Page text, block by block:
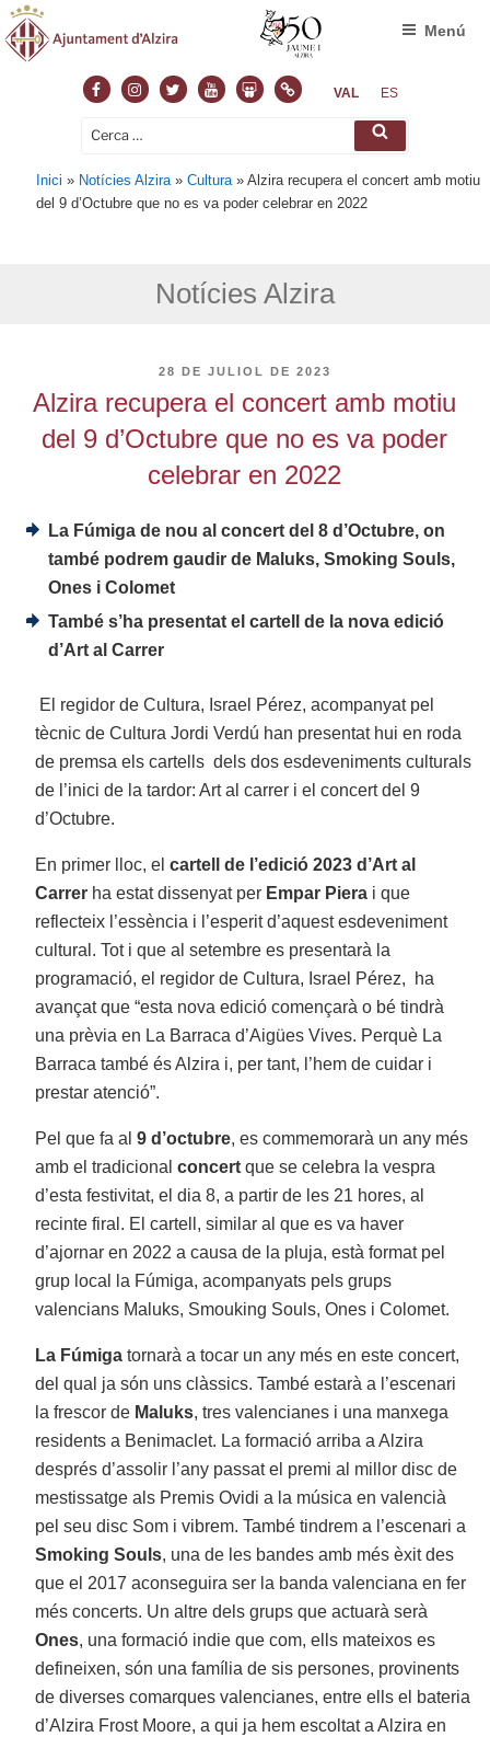
FacebookInstagram
TwitterYoutubeSlideshare
NormasVAL ES
Cerca: Cerca
Menú
Inici » Notícies Alzira »Cultura »Alzira recupera el concert amb motiu
del 9 d’Octubre que no es va poder celebrar en 2022
Notícies Alzira
PUBLICAT
28 DE JULIOL DE 2023
Alzira recupera el concert amb motiu
del 9 d’Octubre que no es va poder
celebrar en 2022
La Fúmiga de nou al concert del 8 d’Octubre, on
també podrem gaudir de Maluks, Smoking Souls,
Ones i Colomet
També s’ha presentat el cartell de la nova edició
d’Art al Carrer
El regidor de Cultura, Israel Pérez, acompanyat pel
tècnic de Cultura Jordi Verdú han presentat hui en roda
de premsa els cartells dels dos esdeveniments culturals
de l’inici de la tardor: Art al carrer i el concert del 9
d’Octubre.
En primer lloc, elcartell de l’edició 2023 d’Art al
Carrer ha estat dissenyat per Empar Piera i que
reflecteix l’essència i l’esperit d’aquest esdeveniment
cultural. Tot i que al setembre es presentarà la
programació, el regidor de Cultura, Israel Pérez, ha
avançat que “esta nova edició començarà o bé tindrà
una prèvia en La Barraca d’Aigües Vives. Perquè La
Barraca també és Alzira i, per tant, l’hem de cuidar i
prestar atenció”.
Pel que fa al9 d’octubre, es commemorarà un any més
amb el tradicionalconcert que se celebra la vespra
d’esta festivitat, el dia 8, a partir de les 21 hores, al
recinte firal. El cartell, similar al que es va haver
d’ajornar en 2022 a causa de la pluja, està format pel
grup local la Fúmiga, acompanyats pels grups
valencians Maluks, Smouking Souls, Ones i Colomet.
La Fúmiga tornarà a tocar un any més en este concert,
del qual ja són uns clàssics. També estarà a l’escenari
la frescor de Maluks, tres valencianes i una manxega
residents a Benimaclet. La formació arriba a Alzira
després d’assolir l’any passat el premi al millor disc de
mestissatge als Premis Ovidi a la música en valencià
pel seu disc Som i vibrem. També tindrem a l’escenari a
Smoking Souls, una de les bandes amb més èxit des
que el 2017 aconseguira ser la banda valenciana en fer
més concerts. Un altre dels grups que actuarà serà
Ones, una formació indie que com, ells mateixos es
defineixen, són una família de sis persones, provinents
de diverses comarques valencianes, entre ells el bateria
d’Alzira Frost Moore, a qui ja hem escoltat a Alzira en